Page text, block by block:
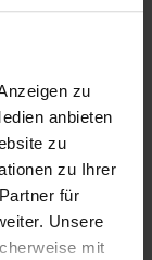
zu
anbieten
zu
zu Ihrer
für
Unsere
mit
inkl.
1-2
bedruckt